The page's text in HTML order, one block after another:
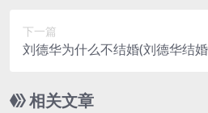
下一篇
刘德华为什么不结婚(刘德华结
相关文章